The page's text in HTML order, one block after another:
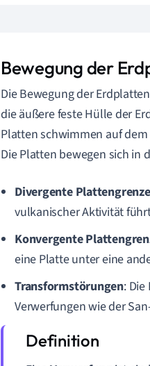
Bewegung der
Die Bewegung der
die äußere feste Hülle der
Platten schwimmen auf
Die Platten bewegen sich in
Divergente
vulkanischer Aktivität
Konvergente
eine Platte unter eine
Transformstörungen:
Verwerfungen wie der